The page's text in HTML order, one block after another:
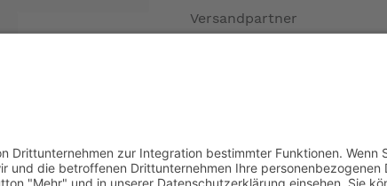
Versandpartner
Widerrufsrecht MS